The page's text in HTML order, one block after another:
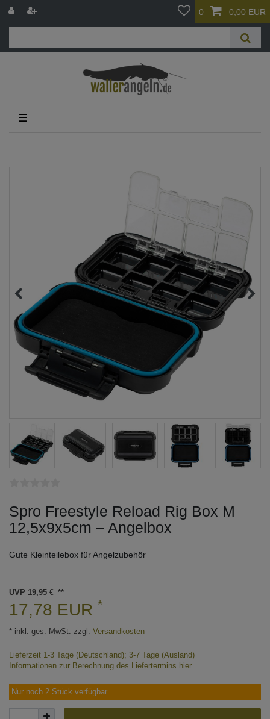
0 0,00 EUR
☰
Spro Freestyle Reload Rig Box M
12,5x9x5cm – Angelbox
Gute Kleinteilebox für Angelzubehör
UVP 19,95 €
17,78 EUR *
* inkl. ges. MwSt. zzgl. Versandkosten
Lieferzeit 1-3 Tage (Deutschland); 3-7 Tage (Ausland)
Informationen zur Berechnung des Liefertermins hier
Nur noch 2 Stück verfügbar